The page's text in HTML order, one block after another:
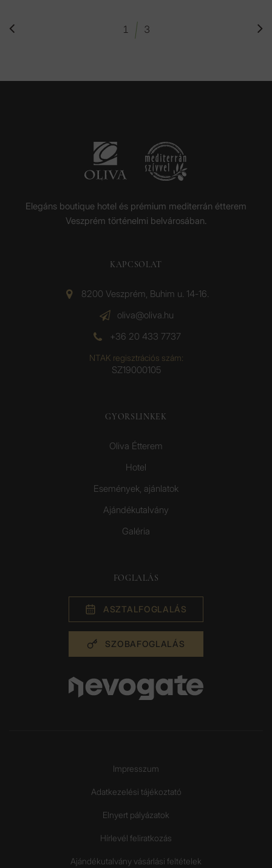
1 / 3
Elegáns boutique hotel és prémium mediterrán étterem
Veszprém történelmi belvárosában.
KAPCSOLAT
8200 Veszprém, Buhim u. 14-16.
oliva@oliva.hu
+36 20 433 7737
NTAK regisztrációs szám:
SZ19000105
GYORSLINKEK
Oliva Étterem
Hotel
Események, ajánlatok
Ajándékutalvány
Galéria
FOGLALÁS
ASZTAL­FOGLALÁS
SZOBA­FOGLALÁS
Impresszum
Adatkezelési tájékoztató
Elnyert pályázatok
Hírlevél feliratkozás
Ajándékutalvány vásárlási feltételek